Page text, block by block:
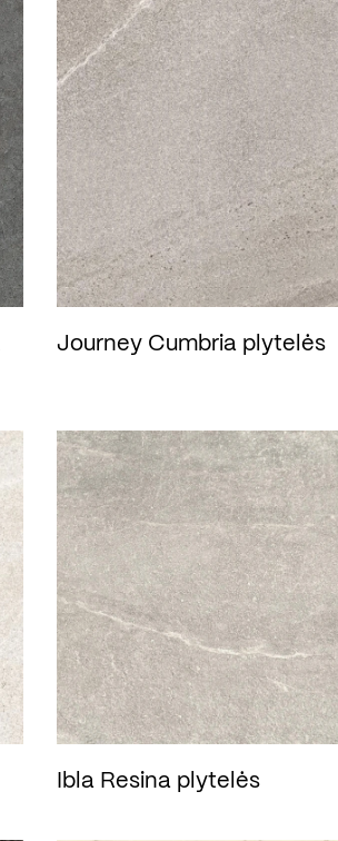
Journey Cumbria plytelės
Ibla Resina plytelės